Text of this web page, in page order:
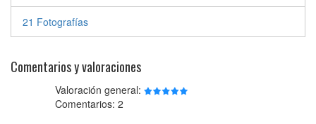
21 Fotografías
Comentarios y valoraciones
Valoración general:
Comentarios: 2